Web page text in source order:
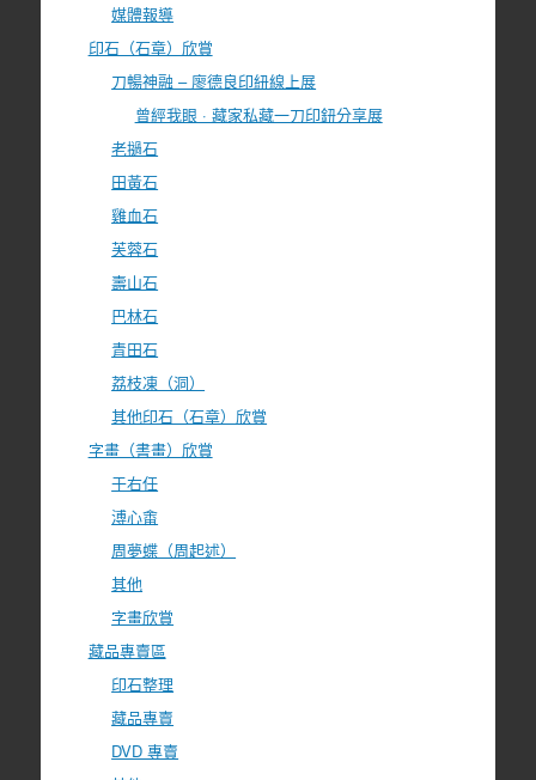
媒體報導
印石（石章）欣賞
刀暢神融 – 廖德良印紐線上展
曾經我眼 · 藏家私藏一刀印鈕分享展
老撾石
田黃石
雞血石
芙蓉石
壽山石
巴林石
青田石
荔枝凍（洞）
其他印石（石章）欣賞
字畫（書畫）欣賞
于右任
溥心畬
周夢蝶（周起述）
其他
字畫欣賞
藏品專賣區
印石整理
藏品專賣
DVD 專賣